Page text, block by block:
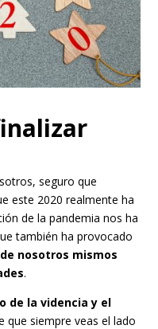
seguro que
este 2020 realmente ha
de la pandemia nos ha
también ha provocado
nosotros mismos
.
de la videncia y el
que siempre veas el lado